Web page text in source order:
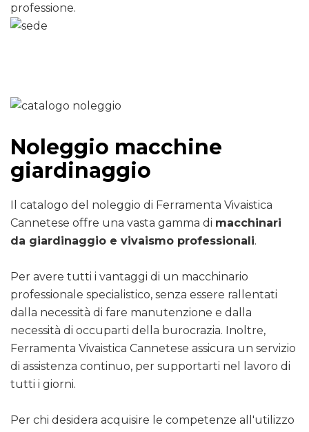
professione.
Noleggio macchine
giardinaggio
Il catalogo del noleggio di Ferramenta Vivaistica
Cannetese offre una vasta gamma di macchinari
da giardinaggio e vivaismo professionali.
Per avere tutti i vantaggi di un macchinario
professionale specialistico, senza essere rallentati
dalla necessità di fare manutenzione e dalla
necessità di occuparti della burocrazia. Inoltre,
Ferramenta Vivaistica Cannetese assicura un servizio
di assistenza continuo, per supportarti nel lavoro di
tutti i giorni.
Per chi desidera acquisire le competenze all'utilizzo